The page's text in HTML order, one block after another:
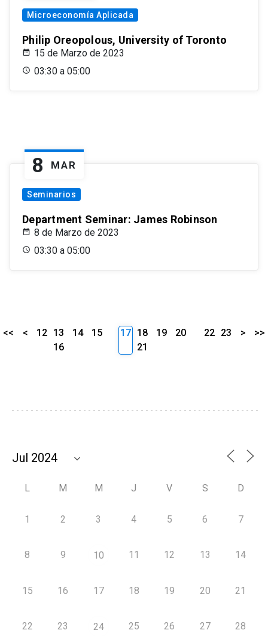
Microeconomía Aplicada
Philip Oreopolous, University of Toronto
15 de Marzo de 2023
03:30 a 05:00
8 MAR
Seminarios
Department Seminar: James Robinson
8 de Marzo de 2023
03:30 a 05:00
<< < 12 13 14
15
16
17 18 19
20
21
22 23 > >>
L M M J V S D
1 2 3 4 5 6 7
8 9 10 11 12 13 14
15 16 17 18 19 20 21
22 23 24 25 26 27 28